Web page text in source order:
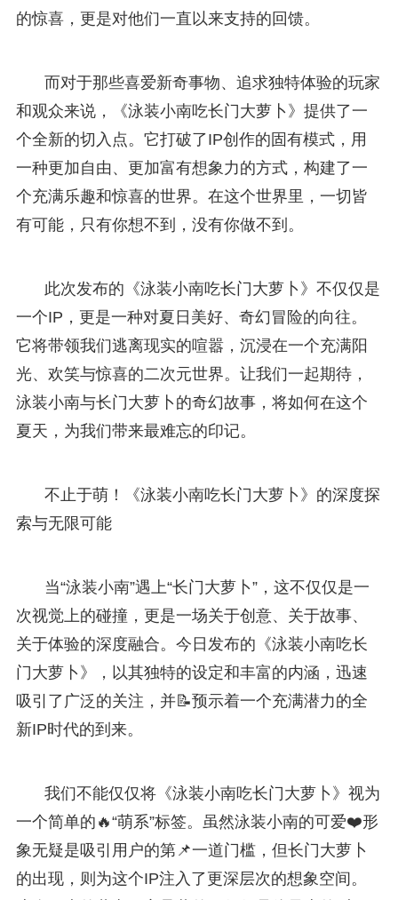
的惊喜，更是对他们一直以来支持的回馈。
而对于那些喜爱新奇事物、追求独特体验的玩家
和观众来说，《泳装小南吃长门大萝卜》提供了一
个全新的切入点。它打破了IP创作的固有模式，用
一种更加自由、更加富有想象力的方式，构建了一
个充满乐趣和惊喜的世界。在这个世界里，一切皆
有可能，只有你想不到，没有你做不到。
此次发布的《泳装小南吃长门大萝卜》不仅仅是
一个IP，更是一种对夏日美好、奇幻冒险的向往。
它将带领我们逃离现实的喧嚣，沉浸在一个充满阳
光、欢笑与惊喜的二次元世界。让我们一起期待，
泳装小南与长门大萝卜的奇幻故事，将如何在这个
夏天，为我们带来最难忘的印记。
不止于萌！《泳装小南吃长门大萝卜》的深度探
索与无限可能
当“泳装小南”遇上“长门大萝卜”，这不仅仅是一
次视觉上的碰撞，更是一场关于创意、关于故事、
关于体验的深度融合。今日发布的《泳装小南吃长
门大萝卜》，以其独特的设定和丰富的内涵，迅速
吸引了广泛的关注，并📝预示着一个充满潜力的全
新IP时代的到来。
我们不能仅仅将《泳装小南吃长门大萝卜》视为
一个简单的🔥“萌系”标签。虽然泳装小南的可爱❤️形
象无疑是吸引用户的第📌一道门槛，但长门大萝卜
的出现，则为这个IP注入了更深层次的想象空间。